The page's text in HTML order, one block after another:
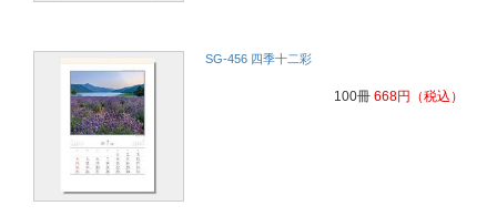
SG-456 四季十二彩
100冊 668円 （税込）